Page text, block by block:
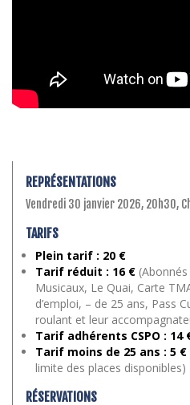
REPRÉSENTATIONS
Vendredi 30 janvier 2026, 20h30,
TARIFS
Plein tarif : 20 €
Tarif réduit : 16 €(Abonnés
Musicaux, Le Quai, Carte
d’emploi, – de 25 ans, Pass
roulant et leur
Tarif adhérents CSPO : 14
Tarif moins de 25 ans : 5 €
limite des places disponibles)
RÉSERVATIONS